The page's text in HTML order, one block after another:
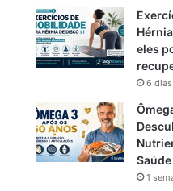
b
o
k
g
r
a
m
eles
6
1